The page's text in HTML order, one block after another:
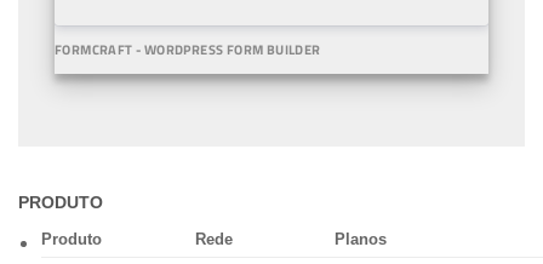
FORMCRAFT - WORDPRESS FORM BUILDER
PRODUTO
Produto Rede Planos